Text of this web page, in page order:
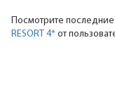
Посмотрите
RESORT 4* от